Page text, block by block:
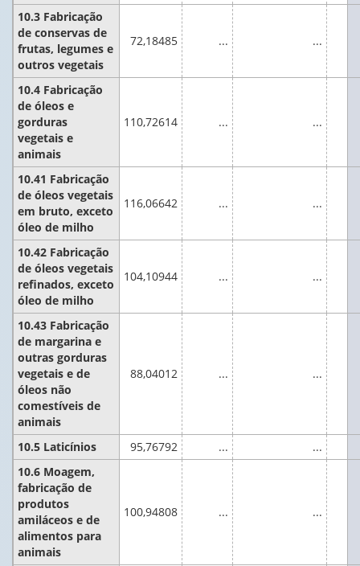
10.3 Fabricação
de conservas de
frutas, legumes e
outros vegetais
72,18485 ... ...
10.4 Fabricação
de óleos e
gorduras
vegetais e
animais
110,72614 ... ...
10.41 Fabricação
de óleos vegetais
em bruto, exceto
óleo de milho
116,06642 ... ...
10.42 Fabricação
de óleos vegetais
refinados, exceto
óleo de milho
104,10944 ... ...
10.43 Fabricação
de margarina e
outras gorduras
vegetais e de
óleos não
comestíveis de
animais
88,04012 ... ...
10.5 Laticínios 95,76792 ...
...
10.6 Moagem,
fabricação de
produtos
amiláceos e de
alimentos para
animais
100,94808 ... ...